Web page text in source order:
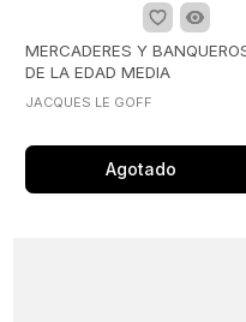
MERCADERES Y
DE LA EDAD MEDIA
JACQUES LE GOFF
Agotado